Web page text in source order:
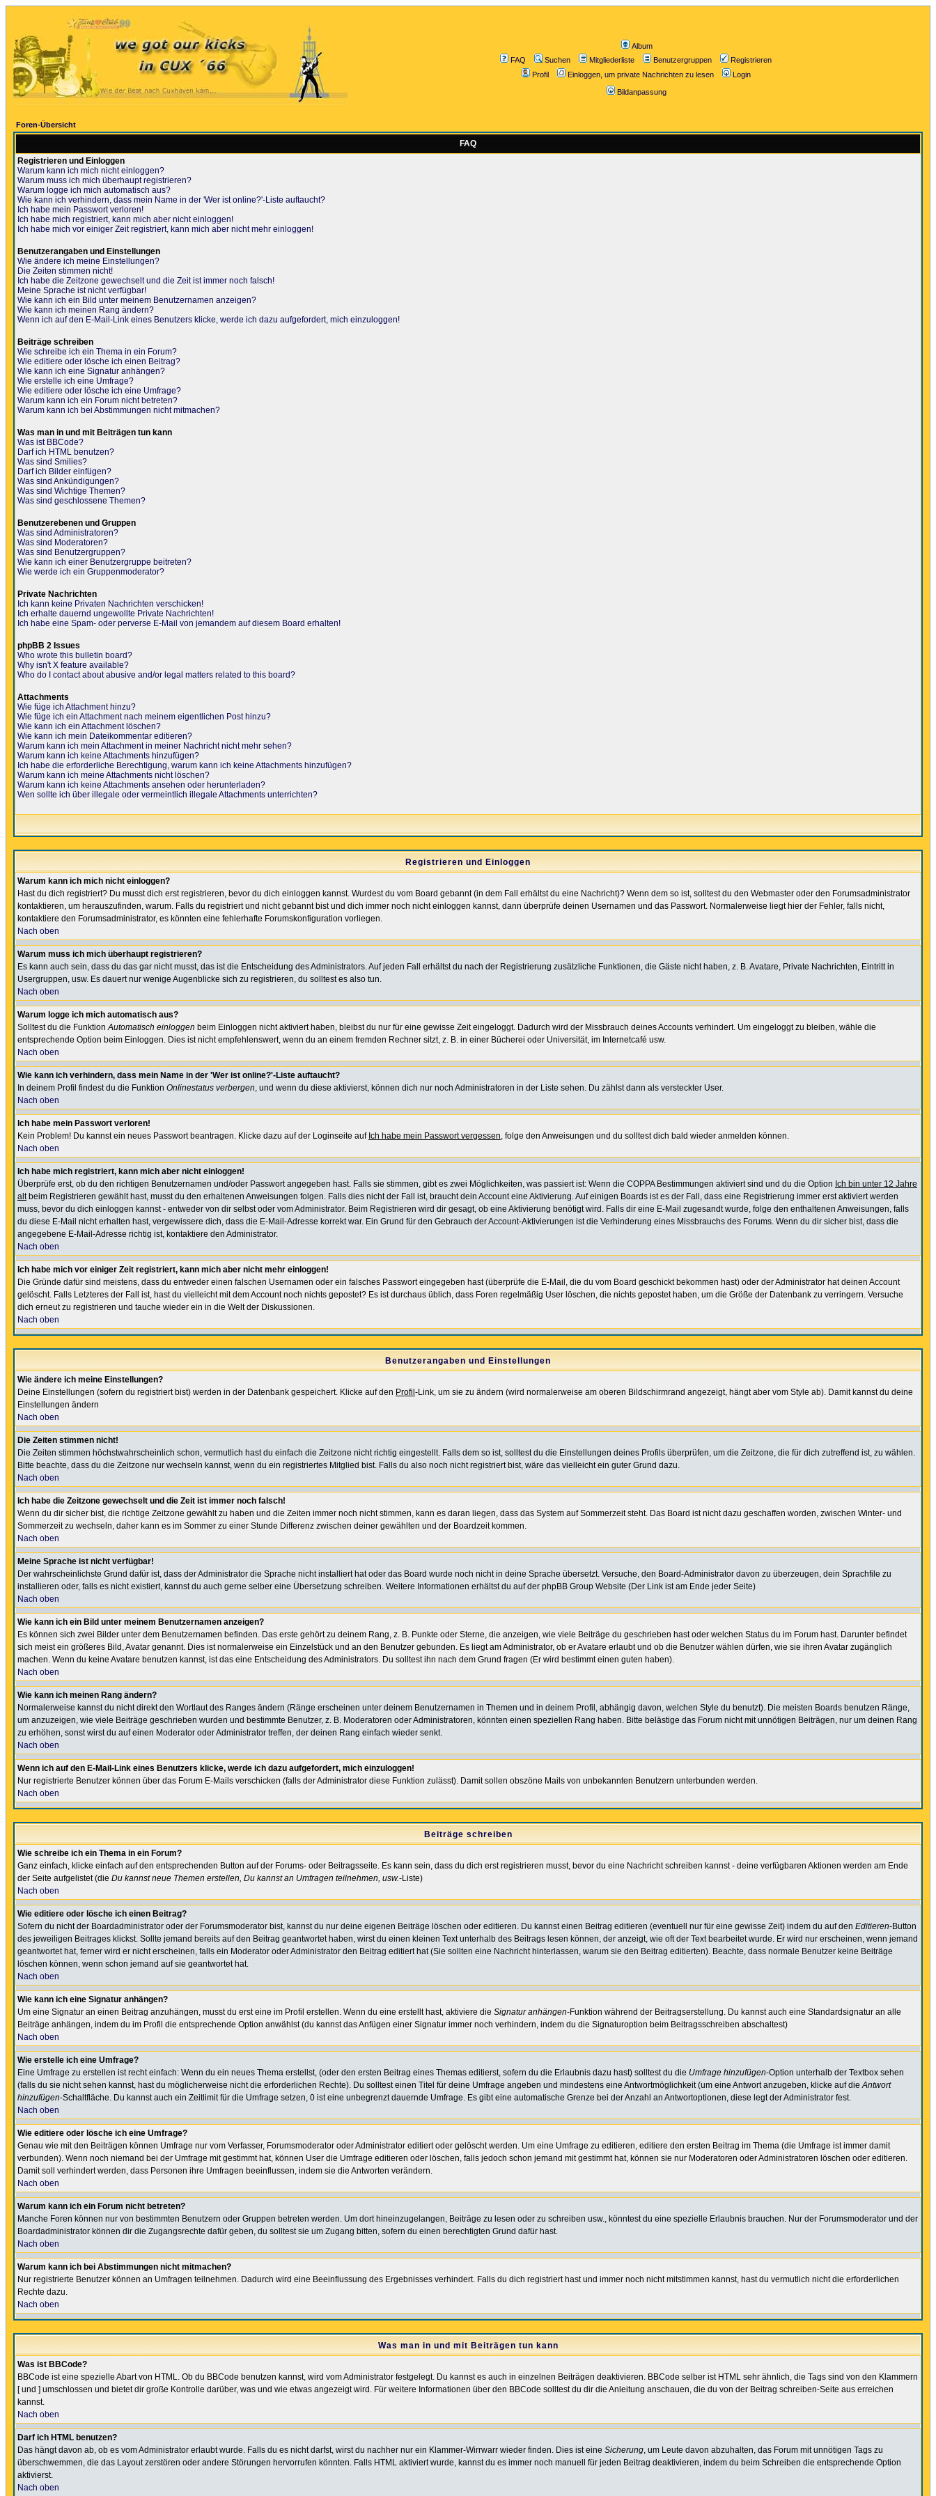
Album
FAQ
Suchen Mitgliederliste Benutzergruppen
Registrieren
Profil
Einloggen, um private Nachrichten zu lesen Login
Bildanpassung
Foren-Übersicht
FAQ
Registrieren und Einloggen
Warum kann ich mich nicht einloggen?
Warum muss ich mich überhaupt registrieren?
Warum logge ich mich automatisch aus?
Wie kann ich verhindern, dass mein Name in der 'Wer ist online?'-Liste auftaucht?
Ich habe mein Passwort verloren!
Ich habe mich registriert, kann mich aber nicht einloggen!
Ich habe mich vor einiger Zeit registriert, kann mich aber nicht mehr einloggen!
Benutzerangaben und Einstellungen
Wie ändere ich meine Einstellungen?
Die Zeiten stimmen nicht!
Ich habe die Zeitzone gewechselt und die Zeit ist immer noch falsch!
Meine Sprache ist nicht verfügbar!
Wie kann ich ein Bild unter meinem Benutzernamen anzeigen?
Wie kann ich meinen Rang ändern?
Wenn ich auf den E-Mail-Link eines Benutzers klicke, werde ich dazu aufgefordert, mich einzuloggen!
Beiträge schreiben
Wie schreibe ich ein Thema in ein Forum?
Wie editiere oder lösche ich einen Beitrag?
Wie kann ich eine Signatur anhängen?
Wie erstelle ich eine Umfrage?
Wie editiere oder lösche ich eine Umfrage?
Warum kann ich ein Forum nicht betreten?
Warum kann ich bei Abstimmungen nicht mitmachen?
Was man in und mit Beiträgen tun kann
Was ist BBCode?
Darf ich HTML benutzen?
Was sind Smilies?
Darf ich Bilder einfügen?
Was sind Ankündigungen?
Was sind Wichtige Themen?
Was sind geschlossene Themen?
Benutzerebenen und Gruppen
Was sind Administratoren?
Was sind Moderatoren?
Was sind Benutzergruppen?
Wie kann ich einer Benutzergruppe beitreten?
Wie werde ich ein Gruppenmoderator?
Private Nachrichten
Ich kann keine Privaten Nachrichten verschicken!
Ich erhalte dauernd ungewollte Private Nachrichten!
Ich habe eine Spam- oder perverse E-Mail von jemandem auf diesem Board erhalten!
phpBB 2 Issues
Who wrote this bulletin board?
Why isn't X feature available?
Who do I contact about abusive and/or legal matters related to this board?
Attachments
Wie füge ich Attachment hinzu?
Wie füge ich ein Attachment nach meinem eigentlichen Post hinzu?
Wie kann ich ein Attachment löschen?
Wie kann ich mein Dateikommentar editieren?
Warum kann ich mein Attachment in meiner Nachricht nicht mehr sehen?
Warum kann ich keine Attachments hinzufügen?
Ich habe die erforderliche Berechtigung, warum kann ich keine Attachments hinzufügen?
Warum kann ich meine Attachments nicht löschen?
Warum kann ich keine Attachments ansehen oder herunterladen?
Wen sollte ich über illegale oder vermeintlich illegale Attachments unterrichten?
Registrieren und Einloggen
Warum kann ich mich nicht einloggen?
Hast du dich registriert? Du musst dich erst registrieren, bevor du dich einloggen kannst. Wurdest du vom Board gebannt (in dem Fall erhältst du eine Nachricht)? Wenn dem so ist, solltest du den Webmaster oder den Forumsadministrator
kontaktieren, um herauszufinden, warum. Falls du registriert und nicht gebannt bist und dich immer noch nicht einloggen kannst, dann überprüfe deinen Usernamen und das Passwort. Normalerweise liegt hier der Fehler, falls nicht,
kontaktiere den Forumsadministrator, es könnten eine fehlerhafte Forumskonfiguration vorliegen.
Nach oben
Warum muss ich mich überhaupt registrieren?
Es kann auch sein, dass du das gar nicht musst, das ist die Entscheidung des Administrators. Auf jeden Fall erhältst du nach der Registrierung zusätzliche Funktionen, die Gäste nicht haben, z. B. Avatare, Private Nachrichten, Eintritt in
Usergruppen, usw. Es dauert nur wenige Augenblicke sich zu registrieren, du solltest es also tun.
Nach oben
Warum logge ich mich automatisch aus?
Solltest du die FunktionAutomatisch einloggen beim Einloggen nicht aktiviert haben, bleibst du nur für eine gewisse Zeit eingeloggt. Dadurch wird der Missbrauch deines Accounts verhindert. Um eingeloggt zu bleiben, wähle die
entsprechende Option beim Einloggen. Dies ist nicht empfehlenswert, wenn du an einem fremden Rechner sitzt, z. B. in einer Bücherei oder Universität, im Internetcafé usw.
Nach oben
Wie kann ich verhindern, dass mein Name in der 'Wer ist online?'-Liste auftaucht?
In deinem Profil findest du die Funktion Onlinestatus verbergen, und wenn du diese aktivierst, können dich nur noch Administratoren in der Liste sehen. Du zählst dann als versteckter User.
Nach oben
Ich habe mein Passwort verloren!
Kein Problem! Du kannst ein neues Passwort beantragen. Klicke dazu auf der Loginseite auf Ich habe mein Passwort vergessen, folge den Anweisungen und du solltest dich bald wieder anmelden können.
Nach oben
Ich habe mich registriert, kann mich aber nicht einloggen!
Überprüfe erst, ob du den richtigen Benutzernamen und/oder Passwort angegeben hast. Falls sie stimmen, gibt es zwei Möglichkeiten, was passiert ist: Wenn die COPPA Bestimmungen aktiviert sind und du die Option Ich bin unter 12 Jahre
altbeim Registrieren gewählt hast, musst du den erhaltenen Anweisungen folgen. Falls dies nicht der Fall ist, braucht dein Account eine Aktivierung. Auf einigen Boards ist es der Fall, dass eine Registrierung immer erst aktiviert werden
muss, bevor du dich einloggen kannst - entweder von dir selbst oder vom Administrator. Beim Registrieren wird dir gesagt, ob eine Aktivierung benötigt wird. Falls dir eine E-Mail zugesandt wurde, folge den enthaltenen Anweisungen, falls
du diese E-Mail nicht erhalten hast, vergewissere dich, dass die E-Mail-Adresse korrekt war. Ein Grund für den Gebrauch der Account-Aktivierungen ist die Verhinderung eines Missbrauchs des Forums. Wenn du dir sicher bist, dass die
angegebene E-Mail-Adresse richtig ist, kontaktiere den Administrator.
Nach oben
Ich habe mich vor einiger Zeit registriert, kann mich aber nicht mehr einloggen!
Die Gründe dafür sind meistens, dass du entweder einen falschen Usernamen oder ein falsches Passwort eingegeben hast (überprüfe die E-Mail, die du vom Board geschickt bekommen hast) oder der Administrator hat deinen Account
gelöscht. Falls Letzteres der Fall ist, hast du vielleicht mit dem Account noch nichts gepostet? Es ist durchaus üblich, dass Foren regelmäßig User löschen, die nichts gepostet haben, um die Größe der Datenbank zu verringern. Versuche
dich erneut zu registrieren und tauche wieder ein in die Welt der Diskussionen.
Nach oben
Benutzerangaben und Einstellungen
Wie ändere ich meine Einstellungen?
Deine Einstellungen (sofern du registriert bist) werden in der Datenbank gespeichert. Klicke auf den Profil -Link, um sie zu ändern (wird normalerweise am oberen Bildschirmrand angezeigt, hängt aber vom Style ab). Damit kannst du deine
Einstellungen ändern
Nach oben
Die Zeiten stimmen nicht!
Die Zeiten stimmen höchstwahrscheinlich schon, vermutlich hast du einfach die Zeitzone nicht richtig eingestellt. Falls dem so ist, solltest du die Einstellungen deines Profils überprüfen, um die Zeitzone, die für dich zutreffend ist, zu wählen.
Bitte beachte, dass du die Zeitzone nur wechseln kannst, wenn du ein registriertes Mitglied bist. Falls du also noch nicht registriert bist, wäre das vielleicht ein guter Grund dazu.
Nach oben
Ich habe die Zeitzone gewechselt und die Zeit ist immer noch falsch!
Wenn du dir sicher bist, die richtige Zeitzone gewählt zu haben und die Zeiten immer noch nicht stimmen, kann es daran liegen, dass das System auf Sommerzeit steht. Das Board ist nicht dazu geschaffen worden, zwischen Winter- und
Sommerzeit zu wechseln, daher kann es im Sommer zu einer Stunde Differenz zwischen deiner gewählten und der Boardzeit kommen.
Nach oben
Meine Sprache ist nicht verfügbar!
Der wahrscheinlichste Grund dafür ist, dass der Administrator die Sprache nicht installiert hat oder das Board wurde noch nicht in deine Sprache übersetzt. Versuche, den Board-Administrator davon zu überzeugen, dein Sprachfile zu
installieren oder, falls es nicht existiert, kannst du auch gerne selber eine Übersetzung schreiben. Weitere Informationen erhältst du auf der phpBB Group Website (Der Link ist am Ende jeder Seite)
Nach oben
Wie kann ich ein Bild unter meinem Benutzernamen anzeigen?
Es können sich zwei Bilder unter dem Benutzernamen befinden. Das erste gehört zu deinem Rang, z. B. Punkte oder Sterne, die anzeigen, wie viele Beiträge du geschrieben hast oder welchen Status du im Forum hast. Darunter befindet
sich meist ein größeres Bild, Avatar genannt. Dies ist normalerweise ein Einzelstück und an den Benutzer gebunden. Es liegt am Administrator, ob er Avatare erlaubt und ob die Benutzer wählen dürfen, wie sie ihren Avatar zugänglich
machen. Wenn du keine Avatare benutzen kannst, ist das eine Entscheidung des Administrators. Du solltest ihn nach dem Grund fragen (Er wird bestimmt einen guten haben).
Nach oben
Wie kann ich meinen Rang ändern?
Normalerweise kannst du nicht direkt den Wortlaut des Ranges ändern (Ränge erscheinen unter deinem Benutzernamen in Themen und in deinem Profil, abhängig davon, welchen Style du benutzt). Die meisten Boards benutzen Ränge,
um anzuzeigen, wie viele Beiträge geschrieben wurden und bestimmte Benutzer, z. B. Moderatoren oder Administratoren, könnten einen speziellen Rang haben. Bitte belästige das Forum nicht mit unnötigen Beiträgen, nur um deinen Rang
zu erhöhen, sonst wirst du auf einen Moderator oder Administrator treffen, der deinen Rang einfach wieder senkt.
Nach oben
Wenn ich auf den E-Mail-Link eines Benutzers klicke, werde ich dazu aufgefordert, mich einzuloggen!
Nur registrierte Benutzer können über das Forum E-Mails verschicken (falls der Administrator diese Funktion zulässt). Damit sollen obszöne Mails von unbekannten Benutzern unterbunden werden.
Nach oben
Beiträge schreiben
Wie schreibe ich ein Thema in ein Forum?
Ganz einfach, klicke einfach auf den entsprechenden Button auf der Forums- oder Beitragsseite. Es kann sein, dass du dich erst registrieren musst, bevor du eine Nachricht schreiben kannst - deine verfügbaren Aktionen werden am Ende
der Seite aufgelistet (die Du kannst neue Themen erstellen, Du kannst an Umfragen teilnehmen, usw.-Liste)
Nach oben
Wie editiere oder lösche ich einen Beitrag?
Sofern du nicht der Boardadministrator oder der Forumsmoderator bist, kannst du nur deine eigenen Beiträge löschen oder editieren. Du kannst einen Beitrag editieren (eventuell nur für eine gewisse Zeit) indem du auf den Editieren-Button
des jeweiligen Beitrages klickst. Sollte jemand bereits auf den Beitrag geantwortet haben, wirst du einen kleinen Text unterhalb des Beitrags lesen können, der anzeigt, wie oft der Text bearbeitet wurde. Er wird nur erscheinen, wenn jemand
geantwortet hat, ferner wird er nicht erscheinen, falls ein Moderator oder Administrator den Beitrag editiert hat (Sie sollten eine Nachricht hinterlassen, warum sie den Beitrag editierten). Beachte, dass normale Benutzer keine Beiträge
löschen können, wenn schon jemand auf sie geantwortet hat.
Nach oben
Wie kann ich eine Signatur anhängen?
Um eine Signatur an einen Beitrag anzuhängen, musst du erst eine im Profil erstellen. Wenn du eine erstellt hast, aktiviere die Signatur anhängen-Funktion während der Beitragserstellung. Du kannst auch eine Standardsignatur an alle
Beiträge anhängen, indem du im Profil die entsprechende Option anwählst (du kannst das Anfügen einer Signatur immer noch verhindern, indem du die Signaturoption beim Beitragsschreiben abschaltest)
Nach oben
Wie erstelle ich eine Umfrage?
Eine Umfrage zu erstellen ist recht einfach: Wenn du ein neues Thema erstellst, (oder den ersten Beitrag eines Themas editierst, sofern du die Erlaubnis dazu hast) solltest du die Umfrage hinzufügen-Option unterhalb der Textbox sehen
(falls du sie nicht sehen kannst, hast du möglicherweise nicht die erforderlichen Rechte). Du solltest einen Titel für deine Umfrage angeben und mindestens eine Antwortmöglichkeit (um eine Antwort anzugeben, klicke auf dieAntwort
hinzufügen-Schaltfläche. Du kannst auch ein Zeitlimit für die Umfrage setzen, 0 ist eine unbegrenzt dauernde Umfrage. Es gibt eine automatische Grenze bei der Anzahl an Antwortoptionen, diese legt der Administrator fest.
Nach oben
Wie editiere oder lösche ich eine Umfrage?
Genau wie mit den Beiträgen können Umfrage nur vom Verfasser, Forumsmoderator oder Administrator editiert oder gelöscht werden. Um eine Umfrage zu editieren, editiere den ersten Beitrag im Thema (die Umfrage ist immer damit
verbunden). Wenn noch niemand bei der Umfrage mit gestimmt hat, können User die Umfrage editieren oder löschen, falls jedoch schon jemand mit gestimmt hat, können sie nur Moderatoren oder Administratoren löschen oder editieren.
Damit soll verhindert werden, dass Personen ihre Umfragen beeinflussen, indem sie die Antworten verändern.
Nach oben
Warum kann ich ein Forum nicht betreten?
Manche Foren können nur von bestimmten Benutzern oder Gruppen betreten werden. Um dort hineinzugelangen, Beiträge zu lesen oder zu schreiben usw., könntest du eine spezielle Erlaubnis brauchen. Nur der Forumsmoderator und der
Boardadministrator können dir die Zugangsrechte dafür geben, du solltest sie um Zugang bitten, sofern du einen berechtigten Grund dafür hast.
Nach oben
Warum kann ich bei Abstimmungen nicht mitmachen?
Nur registrierte Benutzer können an Umfragen teilnehmen. Dadurch wird eine Beeinflussung des Ergebnisses verhindert. Falls du dich registriert hast und immer noch nicht mitstimmen kannst, hast du vermutlich nicht die erforderlichen
Rechte dazu.
Nach oben
Was man in und mit Beiträgen tun kann
Was ist BBCode?
BBCode ist eine spezielle Abart von HTML. Ob du BBCode benutzen kannst, wird vom Administrator festgelegt. Du kannst es auch in einzelnen Beiträgen deaktivieren. BBCode selber ist HTML sehr ähnlich, die Tags sind von den Klammern
[ und ] umschlossen und bietet dir große Kontrolle darüber, was und wie etwas angezeigt wird. Für weitere Informationen über den BBCode solltest du dir die Anleitung anschauen, die du von der Beitrag schreiben-Seite aus erreichen
kannst.
Nach oben
Darf ich HTML benutzen?
Das hängt davon ab, ob es vom Administrator erlaubt wurde. Falls du es nicht darfst, wirst du nachher nur ein Klammer-Wirrwarr wieder finden. Dies ist eine Sicherung, um Leute davon abzuhalten, das Forum mit unnötigen Tags zu
überschwemmen, die das Layout zerstören oder andere Störungen hervorrufen könnten. Falls HTML aktiviert wurde, kannst du es immer noch manuell für jeden Beitrag deaktivieren, indem du beim Schreiben die entsprechende Option
aktivierst.
Nach oben